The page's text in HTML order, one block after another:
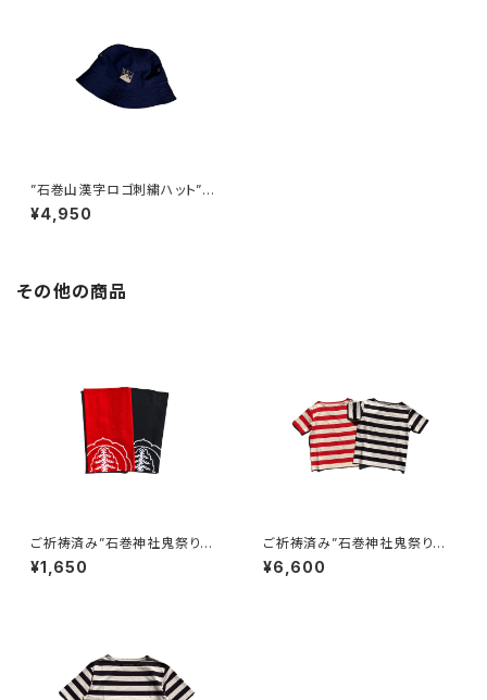
”石巻山漢字ロゴ刺繍ハット” -
ISHIMAKISAN LOGO EMB H
at - navy
¥4,950
その他の商品
ご祈祷済み”石巻神社鬼祭り手
ぬぐい” - ISHIMAKI DEMON
TENUGUI -
¥1,650
ご祈祷済み”石巻神社鬼祭りボ
ーダーカットソーキッズ” - KIDS
ISHIMAKI DEMON BORDER
¥6,600